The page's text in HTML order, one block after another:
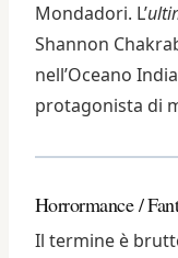
Mondadori. L’
Shannon
nell’Oceano
protagonista di
Horrormance /
Il termine è